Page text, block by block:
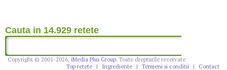
Cauta in 14.929 retete
Copyright © 2001-2026, iMedia Plus Group. Toate drepturile rezervate
Top retete
| Ingrediente | Termeni si conditii | Contact